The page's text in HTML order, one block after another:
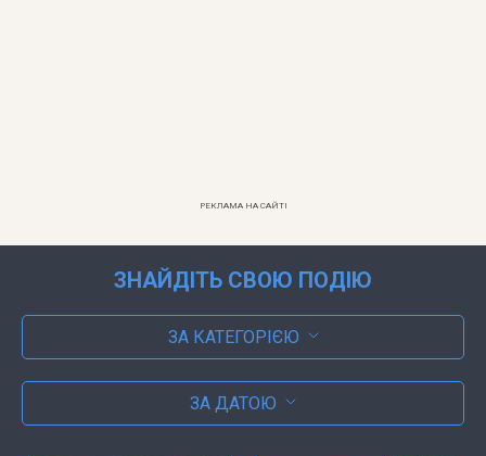
РЕКЛАМА НА САЙТІ
ЗНАЙДІТЬ СВОЮ ПОДІЮ
ЗА КАТЕГОРІЄЮ
ЗА ДАТОЮ